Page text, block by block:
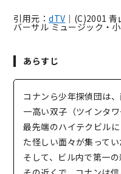
引用元：dTV ｜(C)2001
バーサル ミュージック・
あらすじ
コナンら少年探偵団は
一高い双子（ツインタ
最先端のハイテクビル
た怪しい面々が集ってい
そして、ビル内で第一